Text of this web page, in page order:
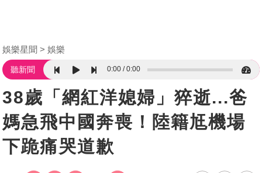
娛樂星聞 娛樂
聽新聞 0:00 0:00
38歲「網紅洋媳婦」猝逝...爸
媽急飛中國奔喪！陸籍尪機場
下跪痛哭道歉